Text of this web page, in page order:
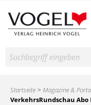
Suche
Startseite
Magazine &
VerkehrsRundschau